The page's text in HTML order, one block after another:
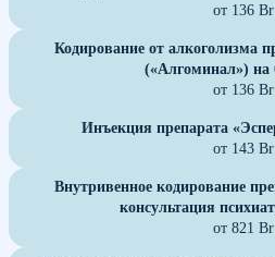
от 136 Br
Кодирование от алкоголизма
(«Алгоминал») на
от 136 Br
Инъекция препарата
от 143 Br
Внутривенное кодирование
консультация
от 821 Br